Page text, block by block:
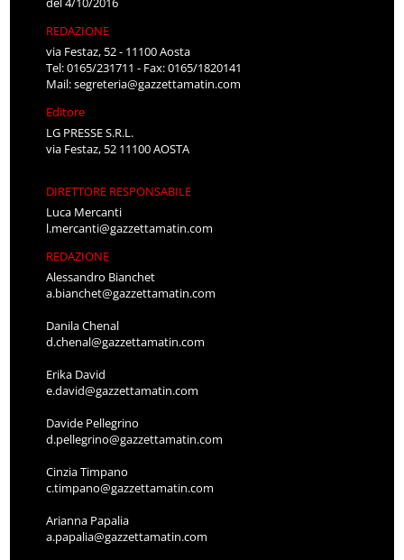
REDAZIONE
via Festaz, 52 - 11100 Aosta
Tel: 0165/231711 - Fax: 0165/1820141
Mail:segreteria@gazzettamatin.com
Editore
LG PRESSE S.R.L.
via Festaz, 52 11100 AOSTA
DIRETTORE RESPONSABILE
Luca Mercanti
l.mercanti@gazzettamatin.com
REDAZIONE
Alessandro Bianchet
a.bianchet@gazzettamatin.com
Danila Chenal
d.chenal@gazzettamatin.com
Erika David
e.david@gazzettamatin.com
Davide Pellegrino
d.pellegrino@gazzettamatin.com
Cinzia Timpano
c.timpano@gazzettamatin.com
Arianna Papalia
a.papalia@gazzettamatin.com